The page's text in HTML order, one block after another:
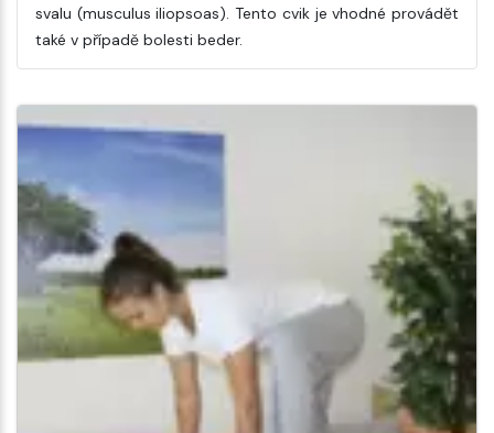
svalu (musculus iliopsoas). Tento cvik je vhodné provádět
také v případě bolesti beder.